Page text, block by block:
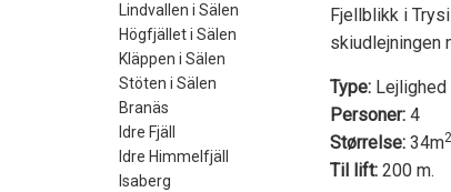
Lindvallen i Sälen
Högfjället i Sälen
Kläppen i Sälen
Stöten i Sälen
Branäs
Idre Fjäll
Idre Himmelfjäll
Isaberg
Fjellblikk i
skiudlejningen
Type: Lejlighed
Personer: 4
Størrelse: 34m2
Til lift: 200 m.